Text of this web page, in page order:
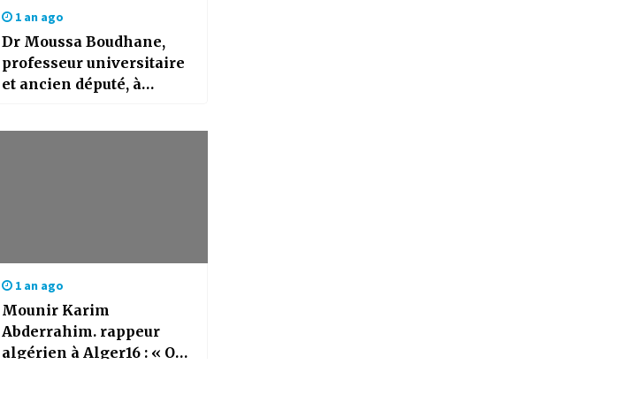
1 an ago
Dr Moussa Boudhane,
professeur universitaire
et ancien député, à
désormais libre et
1 an ago
Mounir Karim
Abderrahim. rappeur
algérien à Alger16 : « On